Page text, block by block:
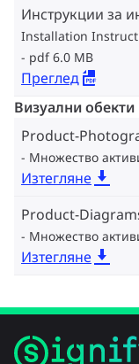
Инструкции за
Installation
pdf 6.0 MB
Преглед
Визуални обекти
Product-
Множество
Изтегляне
Product-
Множество
Изтегляне